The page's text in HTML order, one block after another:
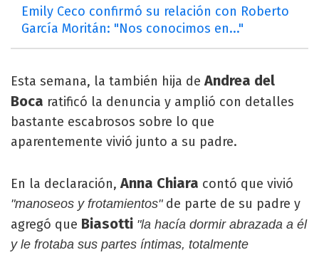
Emily Ceco confirmó su relación con Roberto
García Moritán: "Nos conocimos en..."
Esta semana, la también hija deAndrea del
Boca ratificó la denuncia y amplió con detalles
bastante escabrosos sobre lo que
aparentemente vivió junto a su padre.
En la declaración,Anna Chiara contó que vivió
"manoseos y frotamientos" de parte de su padre y
agregó que Biasotti "la hacía dormir abrazada a él
y le frotaba sus partes íntimas, totalmente